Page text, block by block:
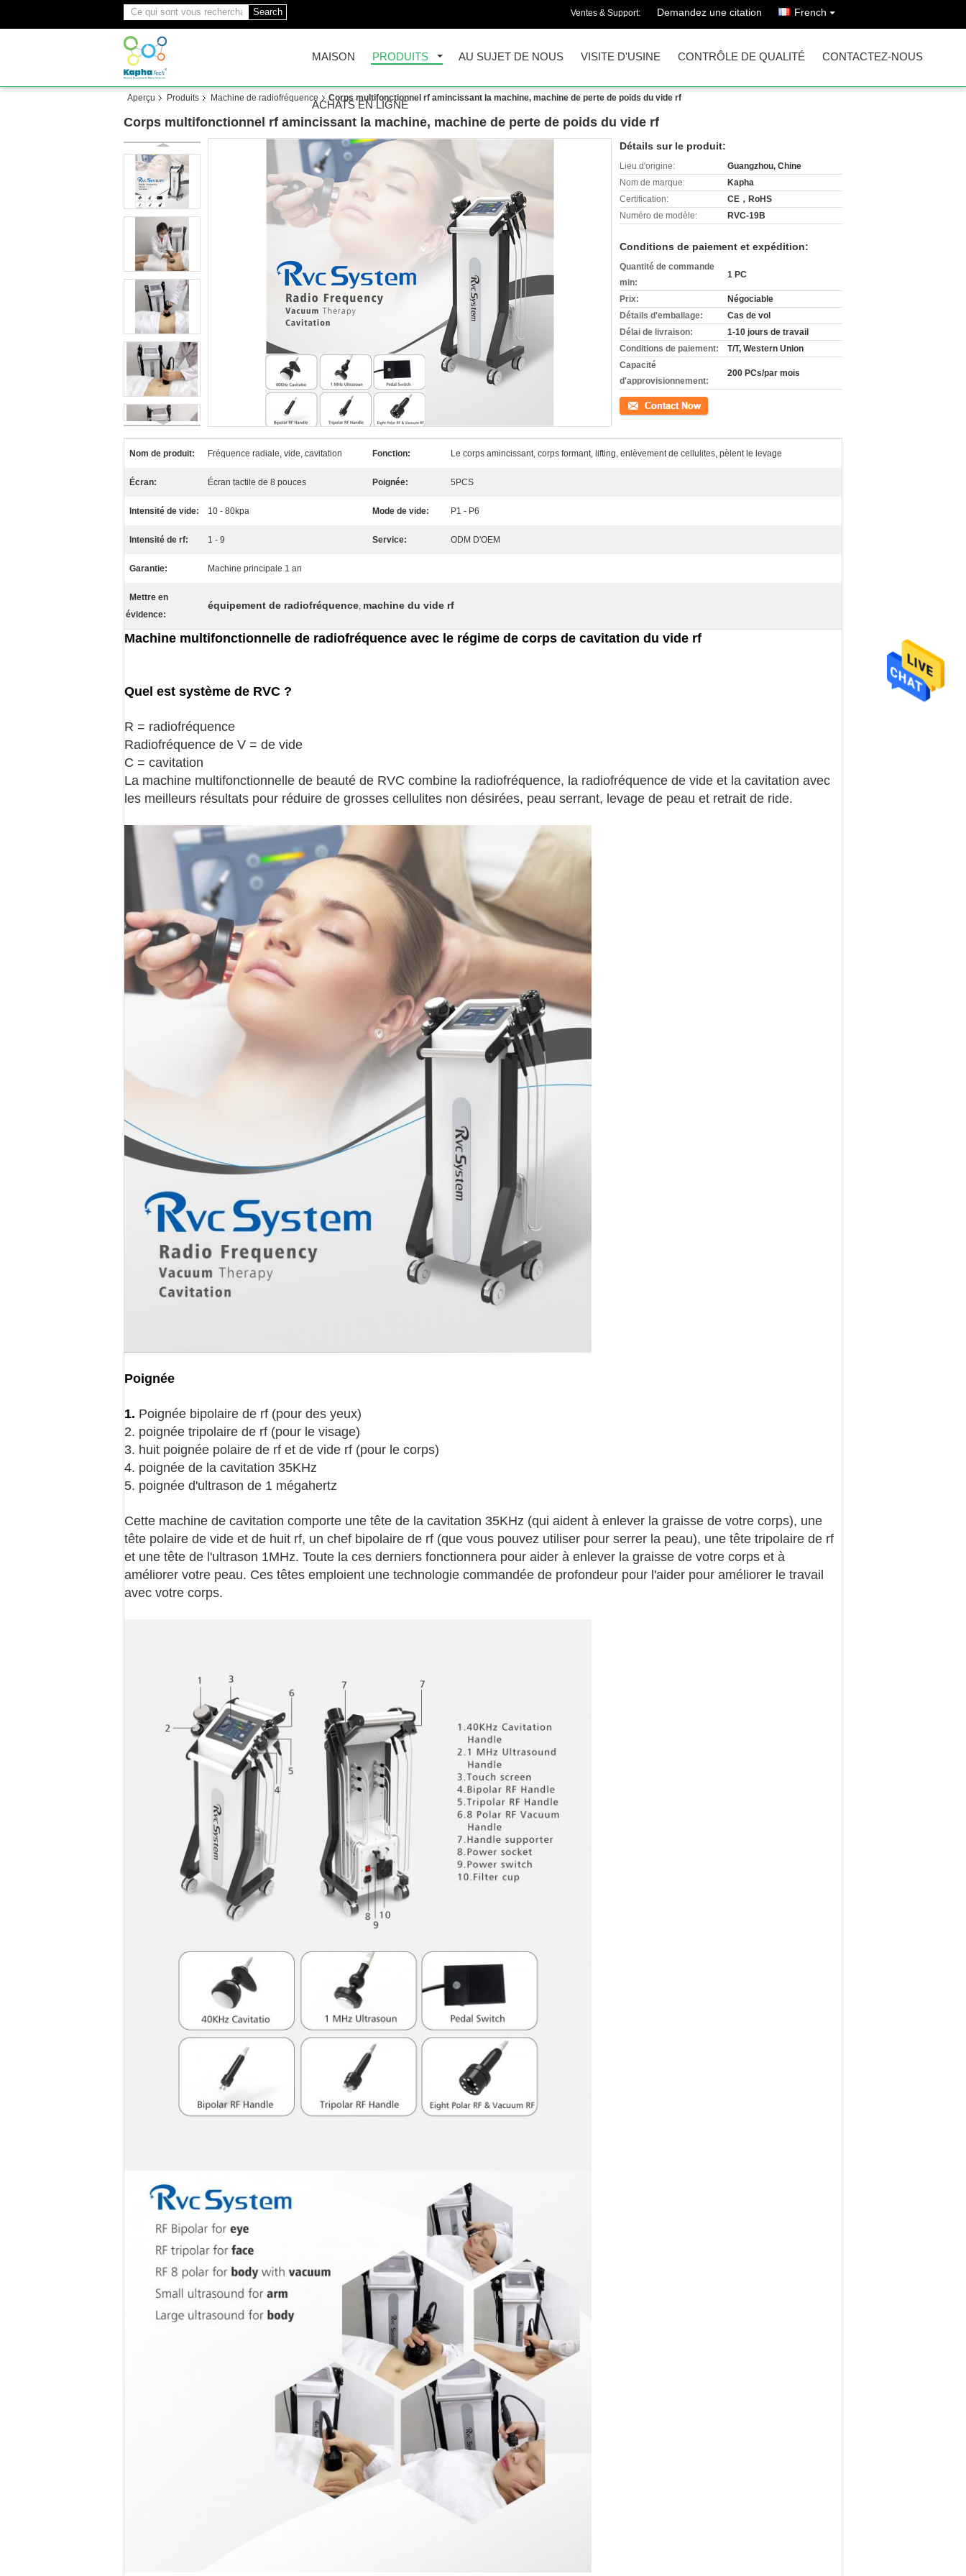
Search Ventes & Support: Demandez une citation French
MAISON PRODUITS AU SUJET DE NOUS VISITE D'USINE CONTRÔLE DE QUALITÉ CONTACTEZ-NOUS
ACHATS EN LIGNE
Aperçu Produits Machine de radiofréquence Corps multifonctionnel rf amincissant la machine, machine de perte de poids du vide rf
Corps multifonctionnel rf amincissant la machine, machine de perte de poids du vide rf
Détails sur le produit:
Lieu d'origine:
Guangzhou, Chine
Nom de marque:
Kapha
Certification:
CE，RoHS
Numéro de modèle:
RVC-19B
Conditions de paiement et expédition:
Quantité de commande
min:
1 PC
Prix:
Négociable
Détails d'emballage:
Cas de vol
Délai de livraison:
1-10 jours de travail
Conditions de paiement:
T/T, Western Union
Capacité
d'approvisionnement:
200 PCs/par mois
Contact
Nom de produit: Fréquence radiale, vide, cavitation Fonction: Le corps amincissant, corps formant, lifting, enlèvement de cellulites, pèlent le levage
Écran: Écran tactile de 8 pouces Poignée: 5PCS
Intensité de vide: 10 - 80kpa Mode de vide: P1 - P6
Intensité de rf: 1 - 9 Service: ODM D'OEM
Garantie: Machine principale 1 an
Mettre en
évidence:
équipement de radiofréquence, machine du vide rf
Machine multifonctionnelle de radiofréquence avec le régime de corps de cavitation du vide rf
Quel est système de RVC ?
R = radiofréquence
Radiofréquence de V = de vide
C = cavitation
La machine multifonctionnelle de beauté de RVC combine la radiofréquence, la radiofréquence de vide et la cavitation avec
les meilleurs résultats pour réduire de grosses cellulites non désirées, peau serrant, levage de peau et retrait de ride.
Poignée
1. Poignée bipolaire de rf (pour des yeux)
2. poignée tripolaire de rf (pour le visage)
3. huit poignée polaire de rf et de vide rf (pour le corps)
4. poignée de la cavitation 35KHz
5. poignée d'ultrason de 1 mégahertz
Cette machine de cavitation comporte une tête de la cavitation 35KHz (qui aident à enlever la graisse de votre corps), une
tête polaire de vide et de huit rf, un chef bipolaire de rf (que vous pouvez utiliser pour serrer la peau), une tête tripolaire de rf
et une tête de l'ultrason 1MHz. Toute la ces derniers fonctionnera pour aider à enlever la graisse de votre corps et à
améliorer votre peau. Ces têtes emploient une technologie commandée de profondeur pour l'aider pour améliorer le travail
avec votre corps.